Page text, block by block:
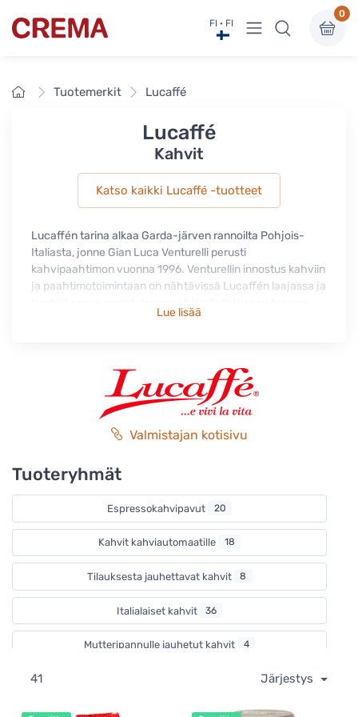
Crema FI · FI Näytä valikko
0
EtusivuTuotemerkit Lucaffé
Lucaffé
Kahvit
Katso kaikki Lucaffé -tuotteet
Lucaffén tarina alkaa Garda-järven rannoilta Pohjois-
Italiasta, jonne Gian Luca Venturelli perusti
kahvipaahtimon vuonna 1996. Venturellin innostus kahviin
ja paahtimotoimintaan on nähtävissä Lucaffén laajassa ja
paahdettujen kahvien valikoimassa. Lucaffén
Laajasta valikoimasta löytyy kahveja joka makuun ja
juotavaksi sellaisenaan tai maidon kanssa. Kahvipavut
sopivat erinomaisesti myös käytettäväksi
täysautomaattisissa kahvikoneissa.
Lue lisää
Valmistajan kotisivu
Tuoteryhmät
Espressokahvipavut 20
Kahvit kahviautomaatille 18
Tilauksesta jauhettavat kahvit 8
Italialaiset kahvit 36
Mutteripannulle jauhetut kahvit 4
Kofeiinittomat kahvit 6
41 Järjestys